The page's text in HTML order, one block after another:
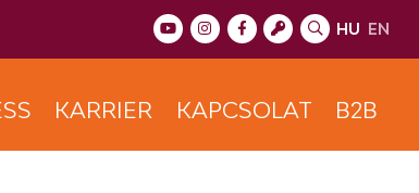
HU EN
KARRIER KAPCSOLAT B2B